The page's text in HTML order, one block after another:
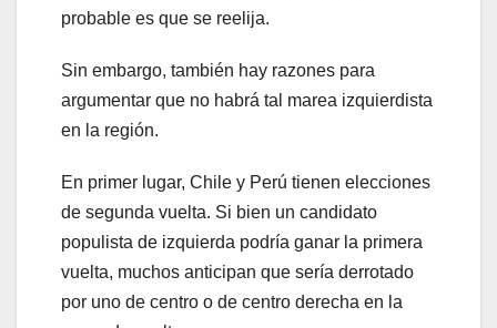
probable es que se reelija.
Sin embargo, también hay razones para
argumentar que no habrá tal marea izquierdista
en la región.
En primer lugar, Chile y Perú tienen elecciones
de segunda vuelta. Si bien un candidato
populista de izquierda podría ganar la primera
vuelta, muchos anticipan que sería derrotado
por uno de centro o de centro derecha en la